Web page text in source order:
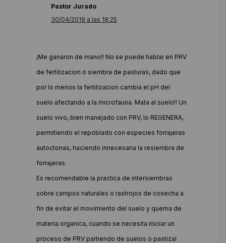
Pastor Jurado
30/04/2019 a las 18:25
¡Me ganaron de mano!! No se puede hablar en PRV
de fertilizacion o siembra de pasturas, dado que
por lo menos la fertilizacion cambia el pH del
suelo afectando a la microfauna. Mata al suelo!! Un
suelo vivo, bien manejado con PRV, lo REGENERA,
permitiendo el repoblado con especies forrajeras
autoctonas, haciendo innecesaria la resiembra de
forrajeras.
Es recomendable la practica de intersiembras
sobre campos naturales o rastrojos de cosecha a
fin de evitar el movimiento del suelo y quema de
materia organica, cuando se necesita iniciar un
proceso de PRV partiendo de suelos o pastizal